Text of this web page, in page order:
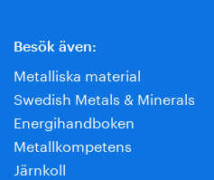
Besök även:
Metalliska material
Swedish Metals & Minerals
Energihandboken
Metallkompetens
Järnkoll